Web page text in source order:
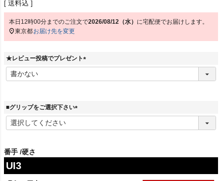
送料込
本日 12時00分 までのご注文で2026/08/12（水） に宅配便 でお届けします。
東京都お届け先を変更
★レビュー投稿でプレゼント
必
■グリップをご選択下さい
必
番手 硬さ
UI3